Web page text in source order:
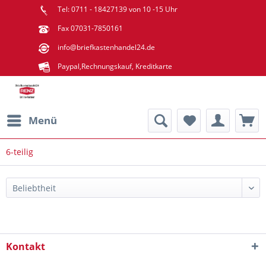
Tel: 0711 - 18427139 von 10 -15 Uhr
Fax 07031-7850161
info@briefkastenhandel24.de
Paypal,Rechnungskauf, Kreditkarte
Menü
6-teilig
Kontakt